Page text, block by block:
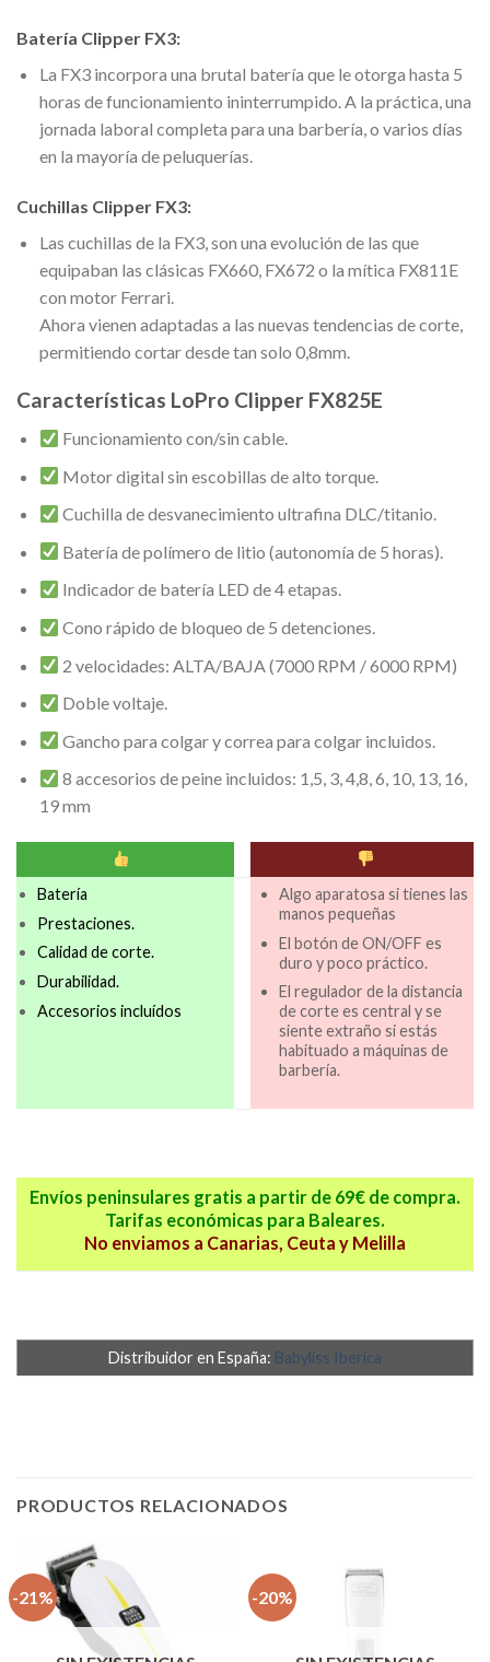
Batería Clipper FX3:
La FX3 incorpora una brutal batería que le otorga hasta 5
horas de funcionamiento ininterrumpido. A la práctica, una
jornada laboral completa para una barbería, o varios días
en la mayoría de peluquerías.
Cuchillas Clipper FX3:
Las cuchillas de la FX3, son una evolución de las que
equipaban las clásicas FX660, FX672 o la mítica FX811E
con motor Ferrari.
Ahora vienen adaptadas a las nuevas tendencias de corte,
permitiendo cortar desde tan solo 0,8mm.
Características LoPro Clipper FX825E
Funcionamiento con/sin cable.
Motor digital sin escobillas de alto torque.
Cuchilla de desvanecimiento ultrafina DLC/titanio.
Batería de polímero de litio (autonomía de 5 horas).
Indicador de batería LED de 4 etapas.
Cono rápido de bloqueo de 5 detenciones.
2 velocidades: ALTA/BAJA (7000 RPM / 6000 RPM)
Doble voltaje.
Gancho para colgar y correa para colgar incluidos.
8 accesorios de peine incluidos: 1,5, 3, 4,8, 6, 10, 13, 16,
19 mm
Batería
Prestaciones.
Calidad de corte.
Durabilidad.
Accesorios incluídos
Algo aparatosa si tienes las
manos pequeñas
El botón de ON/OFF es
duro y poco práctico.
El regulador de la distancia
de corte es central y se
siente extraño si estás
habituado a máquinas de
barbería.
Envíos peninsulares gratis a partir de 69€ de compra.
Tarifas económicas para Baleares.
No enviamos a Canarias, Ceuta y Melilla
Distribuidor en España: Babyliss Iberica
PRODUCTOS RELACIONADOS
-21% -20%